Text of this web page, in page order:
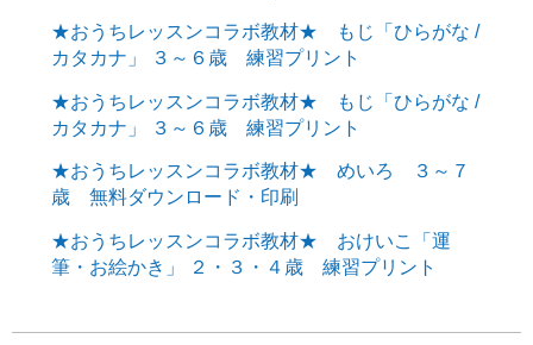
★おうちレッスンコラボ教材★ もじ「ひらがな /
カタカナ」 ３～６歳 練習プリント
★おうちレッスンコラボ教材★ もじ「ひらがな /
カタカナ」 ３～６歳 練習プリント
★おうちレッスンコラボ教材★ めいろ ３～７
歳 無料ダウンロード・印刷
★おうちレッスンコラボ教材★ おけいこ「運
筆・お絵かき」 ２・３・４歳 練習プリント